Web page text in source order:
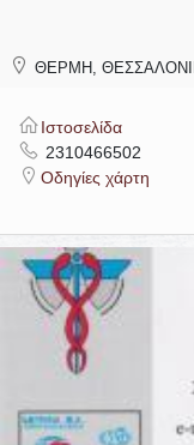
ΘΕΡΜΗ,
Ιστοσελίδα
2310466502
Οδηγίες χάρτη